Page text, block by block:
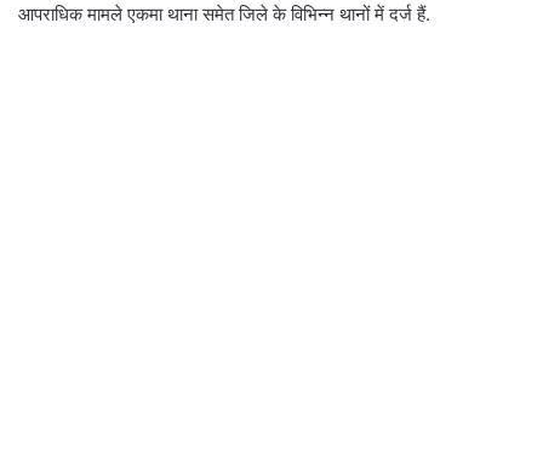
आपराधिक मामले एकमा थाना समेत जिले के विभिन्न थानों में दर्ज हैं.